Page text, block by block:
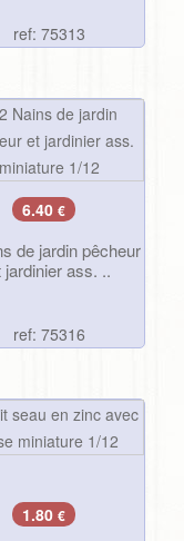
ref: 75313
6.40 €
de jardin pêcheur
jardinier ass. ..
ref: 75316
1.80 €